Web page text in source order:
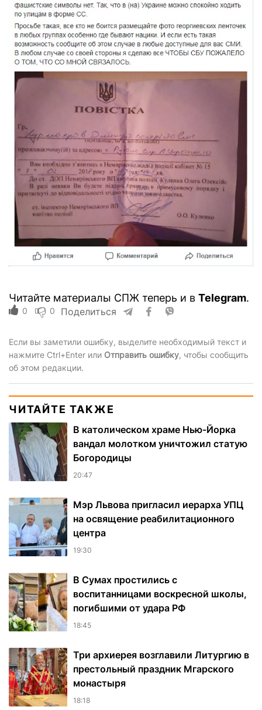
Читайте материалы СПЖ теперь и в Telegram.
0 0 Поделиться
Если вы заметили ошибку, выделите необходимый текст и
нажмите Ctrl+Enter или Отправить ошибку, чтобы сообщить
об этом редакции.
ЧИТАЙТЕ ТАКЖЕ
В католическом храме Нью-Йорка
вандал молотком уничтожил статую
Богородицы
20:47
Мэр Львова пригласил иерарха УПЦ
на освящение реабилитационного
центра
19:30
В Сумах простились с
воспитанницами воскресной школы,
погибшими от удара РФ
18:45
Три архиерея возглавили Литургию в
престольный праздник Мгарского
монастыря
18:18